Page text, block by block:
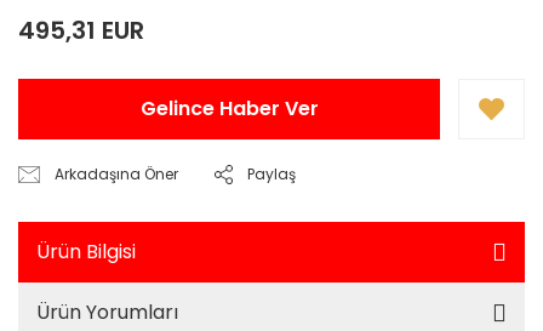
495,31 EUR
Gelince Haber Ver
Arkadaşına Öner Paylaş
Ürün Bilgisi
Ürün Yorumları